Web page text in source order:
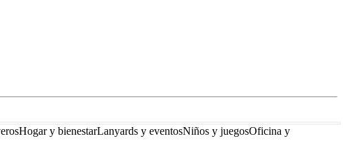
Hogar y bienestarLanyards y eventosNiños y juegosOficina y